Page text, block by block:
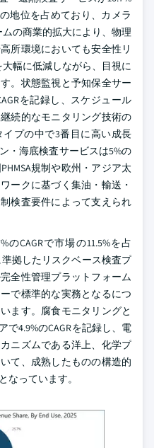
地位を占めており、カメラ
ムの商業的拡大により、物理
所環境においても安全性リ
幅に低減しながら、目視に
。状態監視と予知保全サー
を記録し、スケジュール
続的なモニタリング技術の
プの中で3番目に高い成長
・海底検査サービスは5%の
規制や欧州・アジア太
ークに基づく集油・輸送・
検査要件によって支えられ
CAGRで市場の11.5%を占
準拠したリスクベース検査プ
全性管理プラットフォーム
で標準的な実務となるにつ
ます。腐食モニタリングと
で4.9%のCAGRを記録し、電
ニズムである洋上、化学プ
て、成熟したものの構造的
なっています。